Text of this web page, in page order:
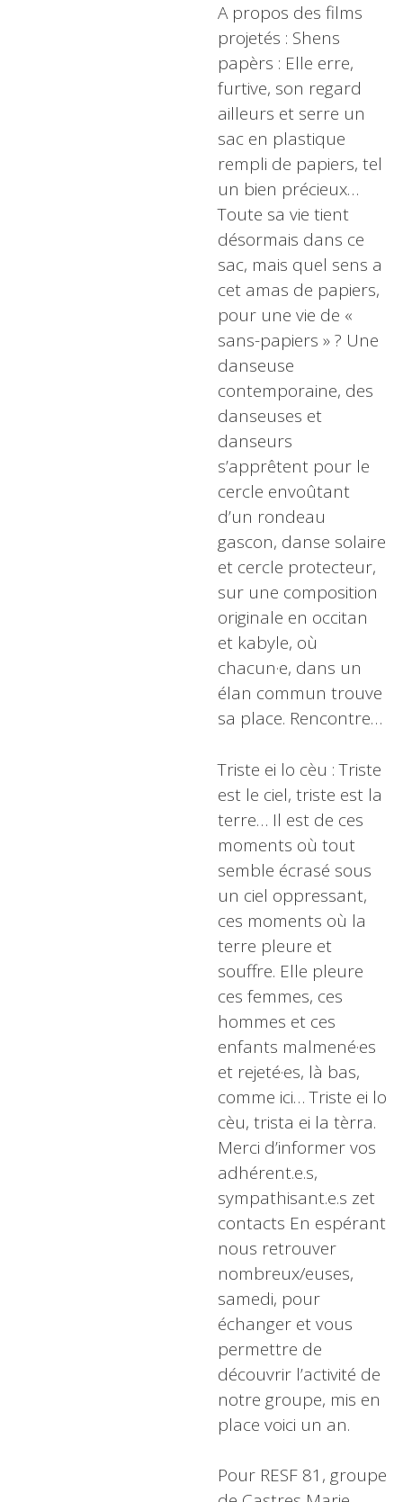
A propos des films
projetés : Shens
papèrs : Elle erre,
furtive, son regard
ailleurs et serre un
sac en plastique
rempli de papiers, tel
un bien précieux…
Toute sa vie tient
désormais dans ce
sac, mais quel sens a
cet amas de papiers,
pour une vie de «
sans-papiers » ? Une
danseuse
contemporaine, des
danseuses et
danseurs
s’apprêtent pour le
cercle envoûtant
d’un rondeau
gascon, danse solaire
et cercle protecteur,
sur une composition
originale en occitan
et kabyle, où
chacun·e, dans un
élan commun trouve
sa place. Rencontre…
Triste ei lo cèu : Triste
est le ciel, triste est la
terre… Il est de ces
moments où tout
semble écrasé sous
un ciel oppressant,
ces moments où la
terre pleure et
souffre. Elle pleure
ces femmes, ces
hommes et ces
enfants malmené·es
et rejeté·es, là bas,
comme ici… Triste ei lo
cèu, trista ei la tèrra.
Merci d’informer vos
adhérent.e.s,
sympathisant.e.s zet
contacts En espérant
nous retrouver
nombreux/euses,
samedi, pour
échanger et vous
permettre de
découvrir l’activité de
notre groupe, mis en
place voici un an.
Pour RESF 81, groupe